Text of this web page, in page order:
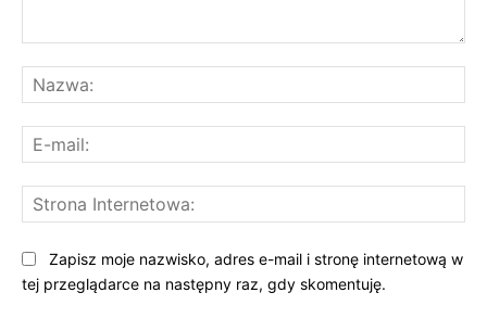
Zapisz moje nazwisko, adres e-mail i stronę internetową w
tej przeglądarce na następny raz, gdy skomentuję.